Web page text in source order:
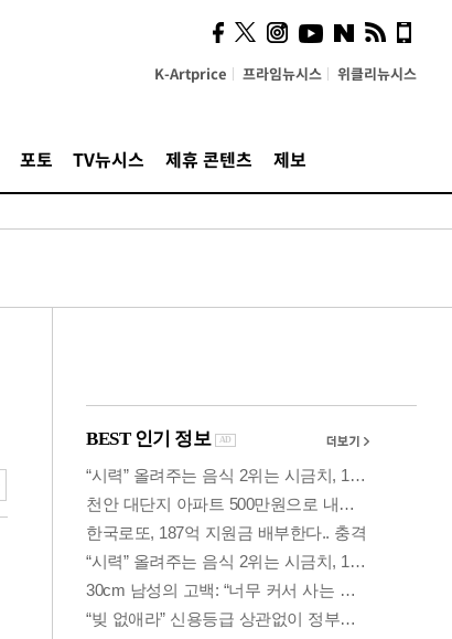
K-Artprice 프라임뉴시스 위클리뉴시스
포토 TV뉴시스 제휴 콘텐츠 제보
의견, 국토부·LH에 충실히
전달할 것"